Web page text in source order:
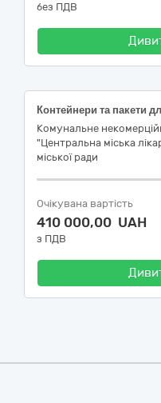
без ПДВ
Комунальне
"Центральна міська
міської ради
Очікувана вартість
410 000,00 UAH
з ПДВ